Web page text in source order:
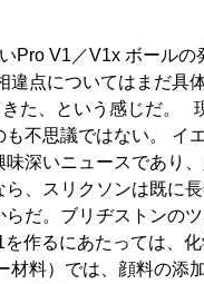
Pro V1／V1x ボール
点についてはまだ具
た、という感じだ。
不思議ではない。 イ
深いニュースであり
、スリクソンは既に
だ。ブリヂストンの
作るにあたっては、
料）では、顔料の添